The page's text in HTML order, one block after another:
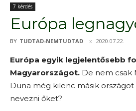
7 kérdés
Európa
BY TUDTAD-NEMTUDTAD 2020.07.22.
Európa egyik legjelentősebb
Magyarországot. De nem csak
Duna még kilenc másik
nevezni őket?